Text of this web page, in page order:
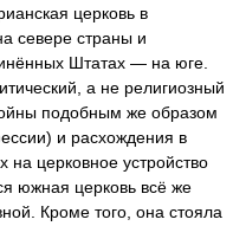
церковь в
севере страны и
Штатах — на юге.
а не религиозный
подобным же образом
и расхождения в
на церковное устройство
южная церковь всё же
Кроме того, она стояла